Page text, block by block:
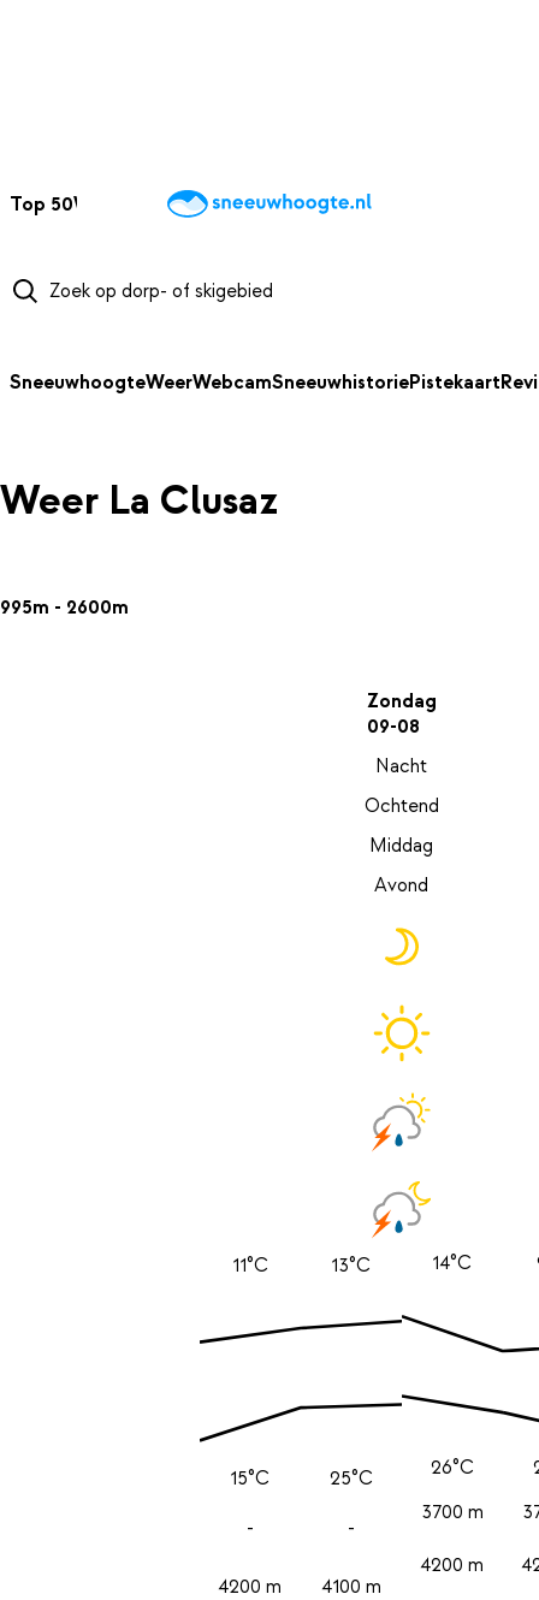
Top 50Webcams WintersportweerKaarten
SneeuwhoogteWeerWebcamSneeuwhistoriePistekaart
Weer La Clusaz
995m - 2600m
Zondag
09-08
Nacht
Ochtend
Middag
Avond
11°C
15°C
-
4200 m
13°C
25°C
-
4100 m
14°C
26°C
3700 m
4200 m